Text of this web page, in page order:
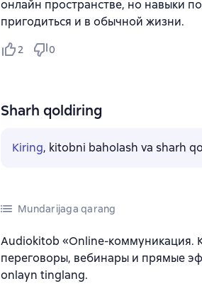
онлайн пространстве, но навыки
пригодиться и в обычной жизни.
2 0
Sharh qoldiring
Kiring, kitobni baholash va sharh
Mundarijaga qarang
Audiokitob «Online-коммуникация.
переговоры, вебинары и прямые
onlayn tinglang.